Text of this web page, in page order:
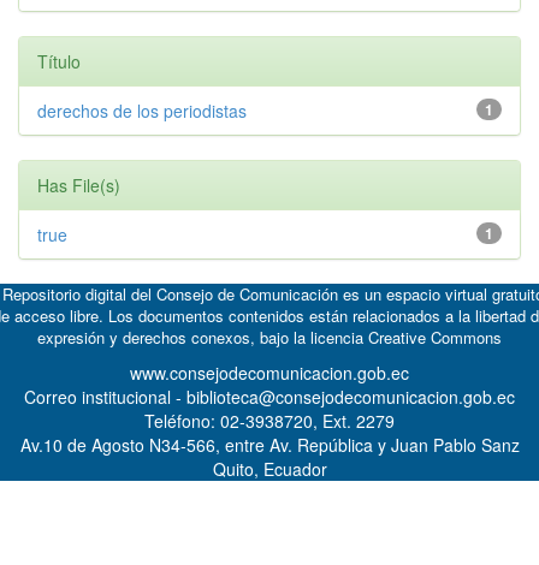
Título
1
derechos de los periodistas
Has File(s)
1
true
digital del Consejo de Comunicación es un espacio virtual
acceso libre. Los documentos contenidos están relacionados a la libertad
expresión y derechos conexos, bajo la licencia Creative Commons
www.consejodecomunicacion.gob.ec
Correo institucional - biblioteca@consejodecomunicacion.gob.ec
Teléfono: 02-3938720, Ext. 2279
Av.10 de Agosto N34-566, entre Av. República y Juan Pablo Sanz
Quito, Ecuador